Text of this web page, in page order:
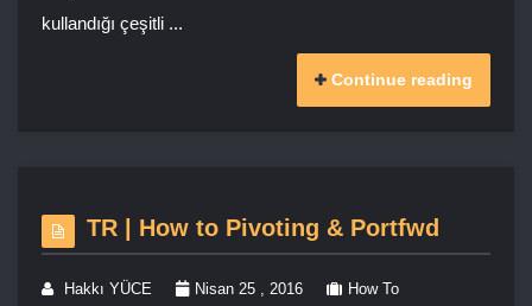
kullandığı çeşitli ...
Continue reading
TR | How to Pivoting & Portfwd
Hakkı YÜCE Nisan 25 , 2016
How To